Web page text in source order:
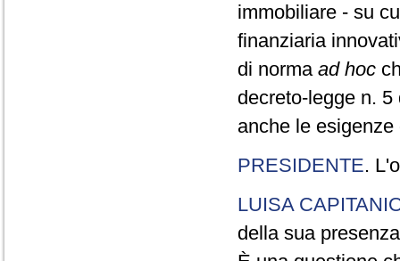
immobiliare - su
finanziaria
di norma ad hoc
decreto-legge n.
anche le
PRESIDENTE.
LUISA
della sua